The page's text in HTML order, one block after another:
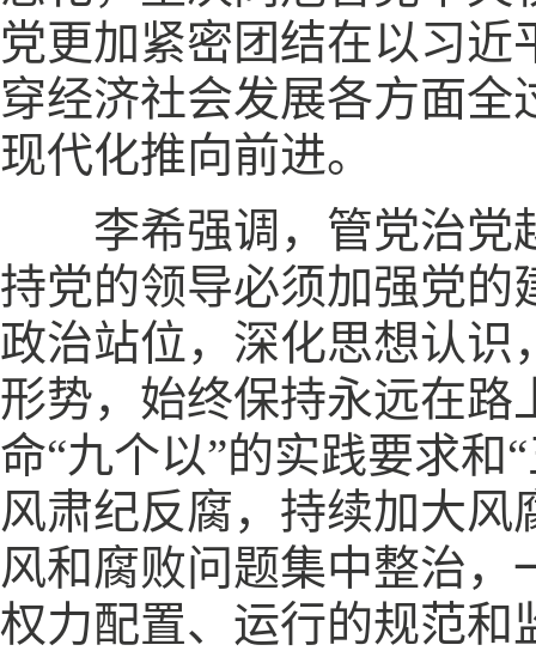
党更加紧密团结在以习
穿经济社会发展各方面
现代化推向前进。
李希强调，管党治党
持党的领导必须加强党的
政治站位，深化思想认识
形势，始终保持永远在路
命“九个以”的实践要求和
风肃纪反腐，持续加大
风和腐败问题集中整治
权力配置、运行的规范和